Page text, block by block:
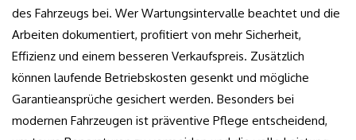
des Fahrzeugs bei. Wer Wartungsintervalle beachtet und die
Arbeiten dokumentiert, profitiert von mehr Sicherheit,
Effizienz und einem besseren Verkaufspreis. Zusätzlich
können laufende Betriebskosten gesenkt und mögliche
Garantieansprüche gesichert werden. Besonders bei
modernen Fahrzeugen ist präventive Pflege entscheidend,